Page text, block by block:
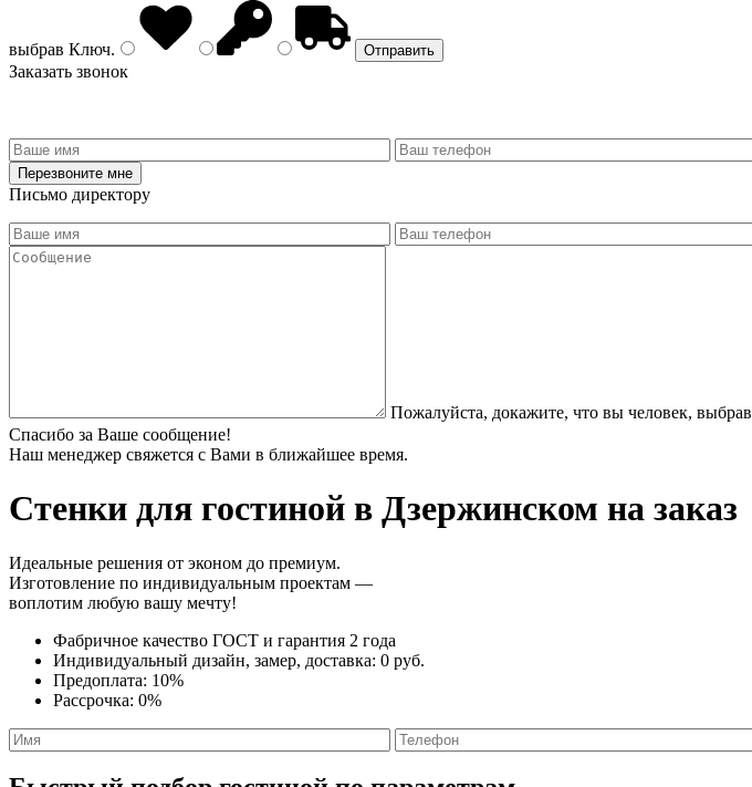
выбрав Ключ.
Заказать звонок
Письмо директору
Пожалуйста, докажите, что вы человек, выбрав
Спасибо за Ваше сообщение!
Наш менеджер свяжется с Вами в ближайшее время.
Стенки для гостиной в Дзержинском на заказ
Идеальные решения от эконом до премиум.
Изготовление по индивидуальным проектам —
воплотим любую вашу мечту!
Фабричное качество ГОСТ и гарантия 2 года
Индивидуальный дизайн, замер, доставка: 0 руб.
Предоплата: 10%
Рассрочка: 0%